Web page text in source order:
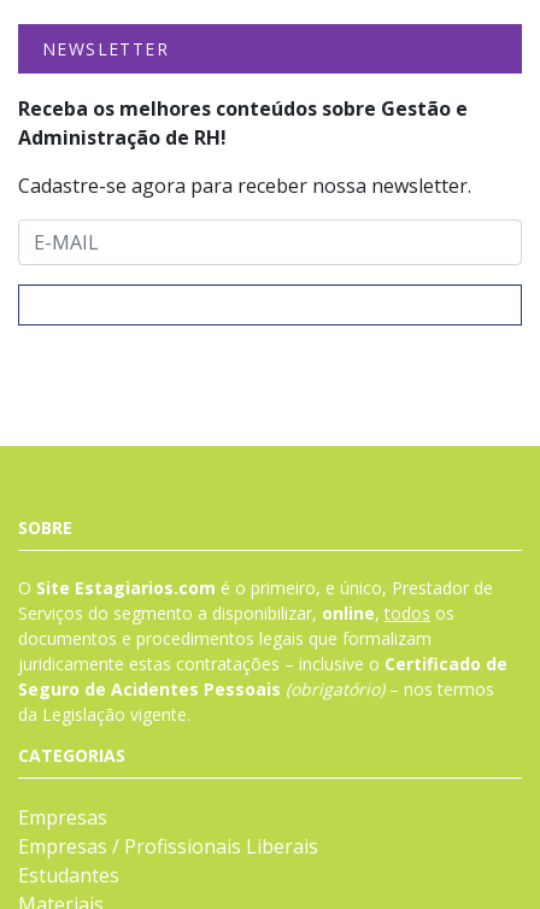
NEWSLETTER
Receba os melhores conteúdos sobre Gestão e
Administração de RH!
Cadastre-se agora para receber nossa newsletter.
SOBRE
O Site Estagiarios.com é o primeiro, e único, Prestador de
Serviços do segmento a disponibilizar, online,todos os
documentos e procedimentos legais que formalizam
juridicamente estas contratações – inclusive o Certificado de
Seguro de Acidentes Pessoais (obrigatório)– nos termos
da Legislação vigente.
CATEGORIAS
Empresas
Empresas / Profissionais Liberais
Estudantes